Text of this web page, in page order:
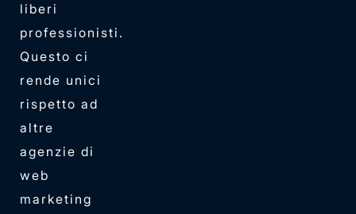
liberi
professionisti.
Questo ci
rende unici
rispetto ad
altre
agenzie di
web
marketing